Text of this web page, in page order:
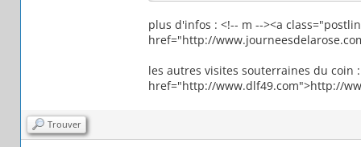
plus d'infos : <!-- m --><a
href="http://
les autres visites souterraines du coin
href="http://www.dlf49.com">http://
Trouver